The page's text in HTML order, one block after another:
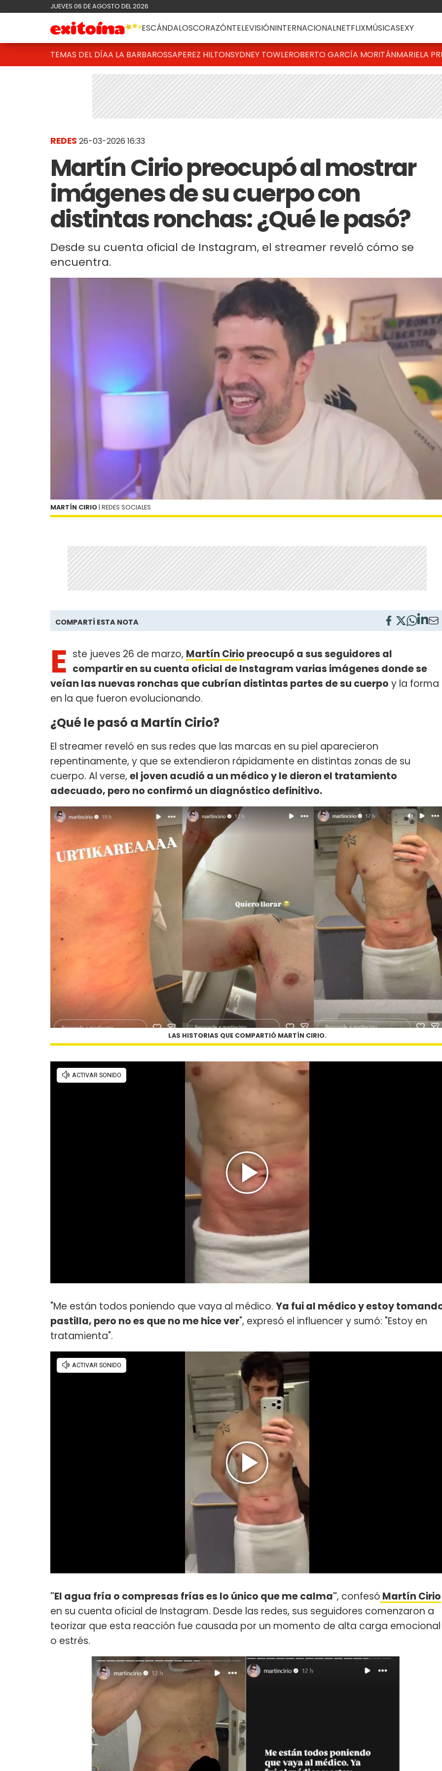
JUEVES 06 DE AGOSTO DEL 2026
ESCÁNDALOSCORAZÓNTELEVISIÓNINTERNACIONALNETFLIXMÚSICASEXY
TEMAS DEL DÍAA LA BARBAROSSAPEREZ HILTONSYDNEY TOWLEROBERTO GARCÍA MORITÁNMARIELA
REDES 26-03-2026 16:33
Martín Cirio preocupó al mostrar
imágenes de su cuerpo con
distintas ronchas: ¿Qué le pasó?
Desde su cuenta oficial de Instagram, el streamer reveló cómo se
encuentra.
MARTÍN CIRIO | REDES SOCIALES
COMPARTÍ ESTA NOTA
E ste jueves 26 de marzo, Martín Cirio preocupó a sus seguidores al
compartir en su cuenta oficial de Instagram varias imágenes donde se
veían las nuevas ronchas que cubrían distintas partes de su cuerpo y la forma
en la que fueron evolucionando.
¿Qué le pasó a Martín Cirio?
El streamer reveló en sus redes que las marcas en su piel aparecieron
repentinamente, y que se extendieron rápidamente en distintas zonas de su
cuerpo. Al verse, el joven acudió a un médico y le dieron el tratamiento
adecuado, pero no confirmó un diagnóstico definitivo.
LAS HISTORIAS QUE COMPARTIÓ MARTÍN CIRIO.
"Me están todos poniendo que vaya al médico. Ya fui al médico y estoy
pastilla, pero no es que no me hice ver", expresó el influencer y sumó: "Estoy en
tratamienta".
"El agua fría o compresas frías es lo único que me calma", confesó Martín Cirio
en su cuenta oficial de Instagram. Desde las redes, sus seguidores comenzaron a
teorizar que esta reacción fue causada por un momento de alta carga emocional
o estrés.